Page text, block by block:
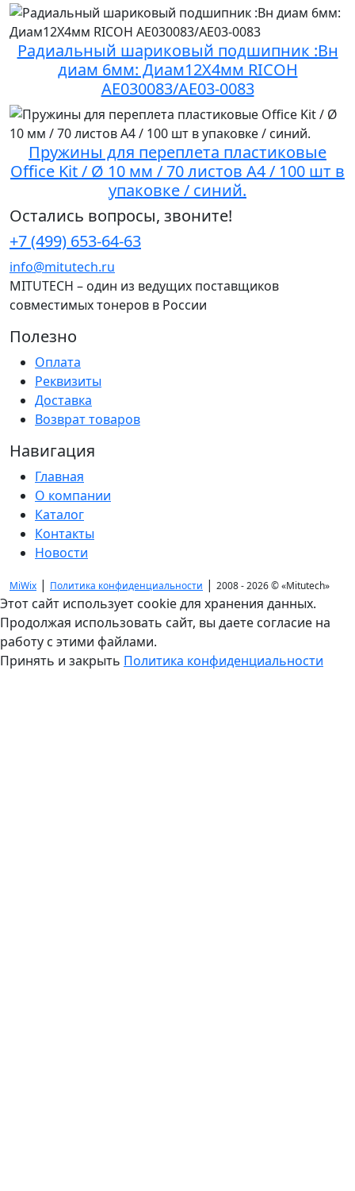
Радиальный шариковый подшипник :Вн
диам 6мм: Диам12X4мм RICOH
AE030083/AE03-0083
Пружины для переплета пластиковые
Office Kit / Ø 10 мм / 70 листов A4 / 100 шт в
упаковке / синий.
Остались вопросы, звоните!
+7 (499) 653-64-63
info@mitutech.ru
MITUTECH – один из ведущих поставщиков
совместимых тонеров в России
Полезно
Оплата
Реквизиты
Доставка
Возврат товаров
Навигация
Главная
О компании
Каталог
Контакты
Новости
MiWix | Политика конфиденциальности | 2008 - 2026 ©«Mitutech»
Этот сайт использует cookie для хранения данных.
Продолжая использовать сайт, вы даете согласие на
работу с этими файлами.
Принять и закрыть Политика конфиденциальности